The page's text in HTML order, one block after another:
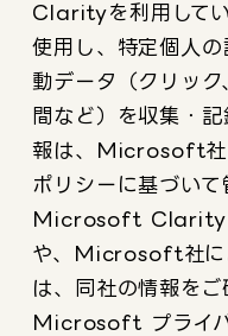
Clarityを利用して
使用し、特定個人
動データ（クリッ
間など）を収集・
報は、Microsoft社
ポリシーに基づいて
Microsoft Clarity
や、Microsoft社に
は、同社の情報をご
Microsoft プライバ